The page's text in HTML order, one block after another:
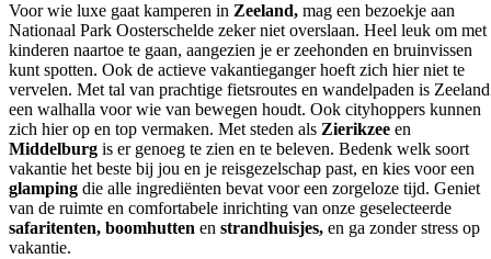
Voor wie luxe gaat kamperen in Zeeland, mag een bezoekje aan
Nationaal Park Oosterschelde zeker niet overslaan. Heel leuk om met
kinderen naartoe te gaan, aangezien je er zeehonden en bruinvissen
kunt spotten. Ook de actieve vakantieganger hoeft zich hier niet te
vervelen. Met tal van prachtige fietsroutes en wandelpaden is Zeeland
een walhalla voor wie van bewegen houdt. Ook cityhoppers kunnen
zich hier op en top vermaken. Met steden als Zierikzee en
Middelburg is er genoeg te zien en te beleven. Bedenk welk soort
vakantie het beste bij jou en je reisgezelschap past, en kies voor een
glamping die alle ingrediënten bevat voor een zorgeloze tijd. Geniet
van de ruimte en comfortabele inrichting van onze geselecteerde
safaritenten, boomhutten en strandhuisjes, en ga zonder stress op
vakantie.